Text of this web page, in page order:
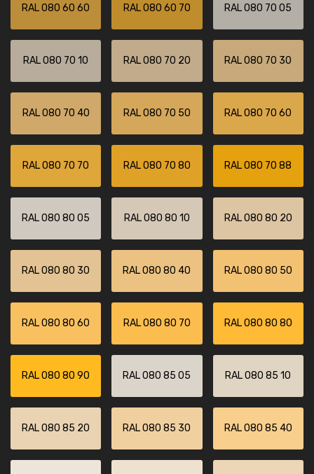
RAL 080 60 60 RAL 080 60 70 RAL 080 70 05
RAL 080 70 10 RAL 080 70 20 RAL 080 70 30
RAL 080 70 40 RAL 080 70 50 RAL 080 70 60
RAL 080 70 70 RAL 080 70 80 RAL 080 70 88
RAL 080 80 05 RAL 080 80 10 RAL 080 80 20
RAL 080 80 30 RAL 080 80 40 RAL 080 80 50
RAL 080 80 60 RAL 080 80 70 RAL 080 80 80
RAL 080 80 90 RAL 080 85 05 RAL 080 85 10
RAL 080 85 20 RAL 080 85 30 RAL 080 85 40